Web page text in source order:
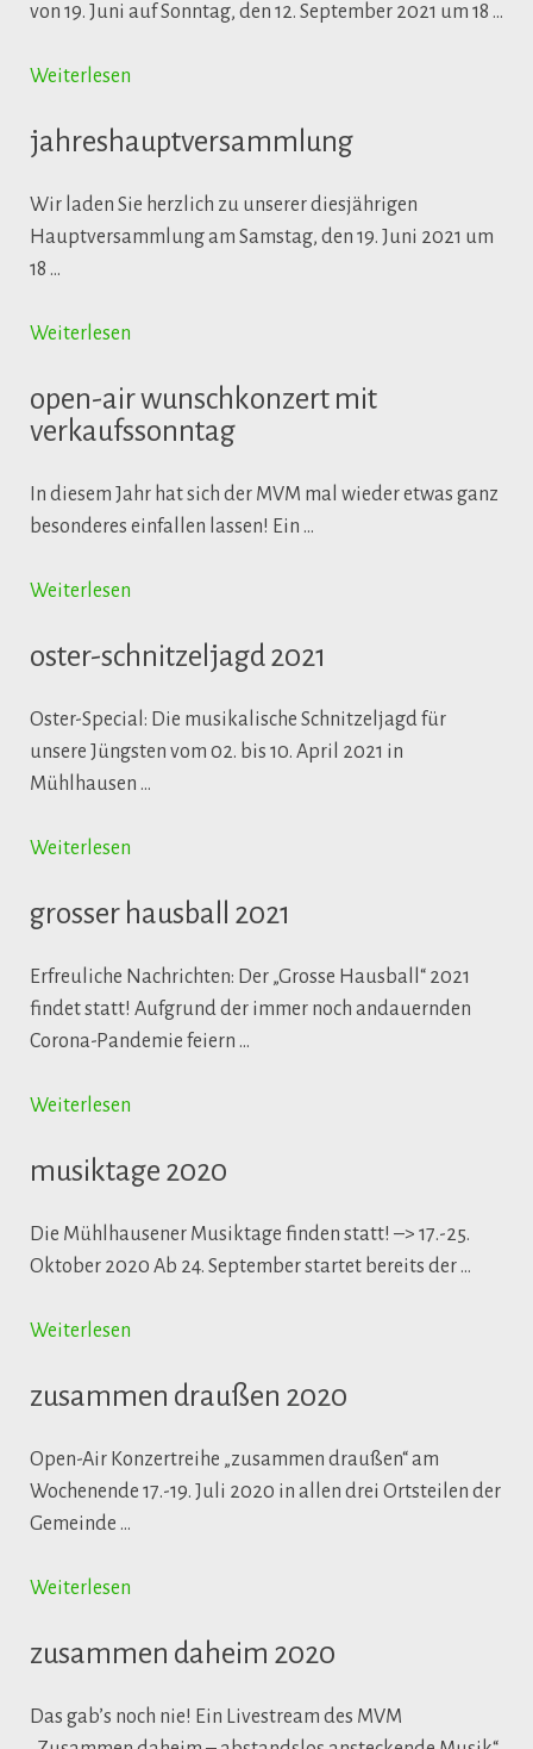
von 19. Juni auf Sonntag, den 12. September 2021 um 18 …
Weiterlesen
jahreshauptversammlung
Wir laden Sie herzlich zu unserer diesjährigen
Hauptversammlung am Samstag, den 19. Juni 2021 um
18 …
Weiterlesen
open-air wunschkonzert mit
verkaufssonntag
In diesem Jahr hat sich der MVM mal wieder etwas ganz
besonderes einfallen lassen! Ein …
Weiterlesen
oster-schnitzeljagd 2021
Oster-Special: Die musikalische Schnitzeljagd für
unsere Jüngsten vom 02. bis 10. April 2021 in
Mühlhausen …
Weiterlesen
grosser hausball 2021
Erfreuliche Nachrichten: Der „Grosse Hausball“ 2021
findet statt! Aufgrund der immer noch andauernden
Corona-Pandemie feiern …
Weiterlesen
musiktage 2020
Die Mühlhausener Musiktage finden statt! –> 17.-25.
Oktober 2020 Ab 24. September startet bereits der …
Weiterlesen
zusammen draußen 2020
Open-Air Konzertreihe „zusammen draußen“ am
Wochenende 17.-19. Juli 2020 in allen drei Ortsteilen der
Gemeinde …
Weiterlesen
zusammen daheim 2020
Das gab’s noch nie! Ein Livestream des MVM